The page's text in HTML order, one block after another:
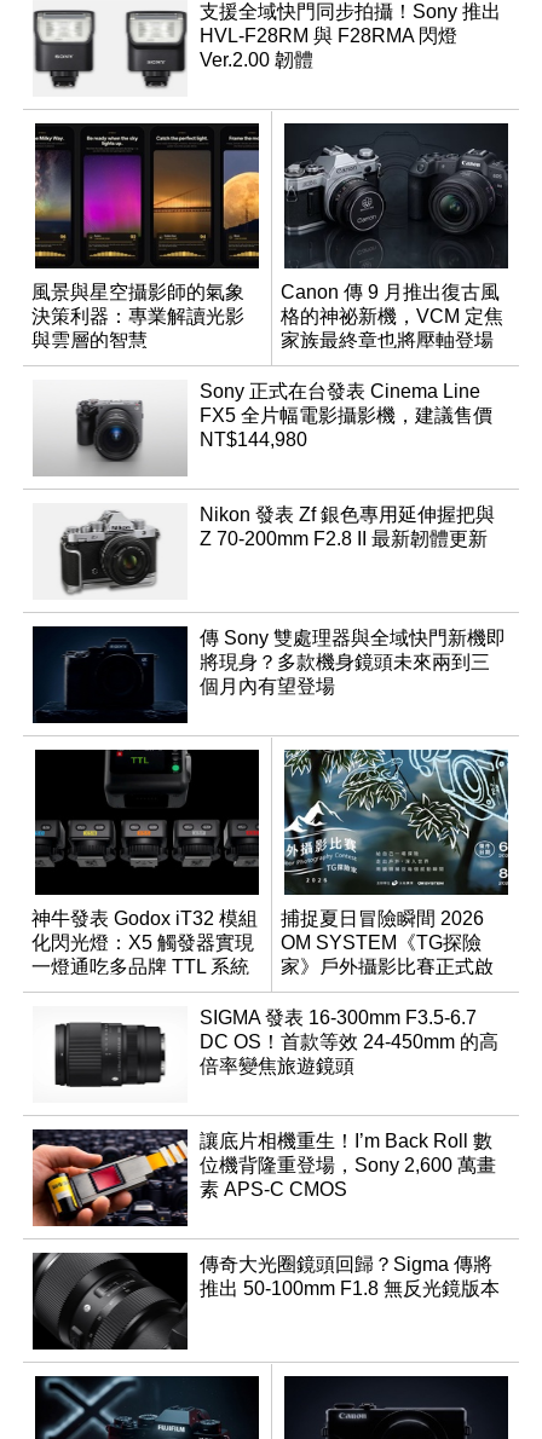
支援全域快門同步拍攝！Sony 推出
HVL-F28RM 與 F28RMA 閃燈
Ver.2.00 韌體
風景與星空攝影師的氣象
決策利器：專業解讀光影
與雲層的智慧
App「Atmos」登場
Canon 傳 9 月推出復古風
格的神祕新機，VCM 定焦
家族最終章也將壓軸登場
Sony 正式在台發表 Cinema Line
FX5 全片幅電影攝影機，建議售價
NT$144,980
Nikon 發表 Zf 銀色專用延伸握把與
Z 70-200mm F2.8 II 最新韌體更新
傳 Sony 雙處理器與全域快門新機即
將現身？多款機身鏡頭未來兩到三
個月內有望登場
神牛發表 Godox iT32 模組
化閃光燈：X5 觸發器實現
一燈通吃多品牌 TTL 系統
捕捉夏日冒險瞬間 2026
OM SYSTEM《TG探險
家》戶外攝影比賽正式啟
動
SIGMA 發表 16-300mm F3.5-6.7
DC OS！首款等效 24-450mm 的高
倍率變焦旅遊鏡頭
讓底片相機重生！I’m Back Roll 數
位機背隆重登場，Sony 2,600 萬畫
素 APS-C CMOS
傳奇大光圈鏡頭回歸？Sigma 傳將
推出 50-100mm F1.8 無反光鏡版本